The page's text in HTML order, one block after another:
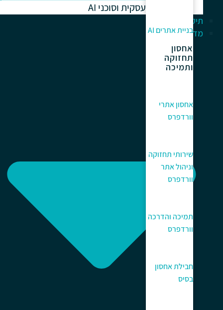
בניית אתרים AI
אחסון
תחזוקה
ותמיכה
אחסון אתרי
וורדפרס
שירותי תחזוקה
וניהול אתר
וורדפרס
תמיכה והדרכה
וורדפרס
חבילת אחסון
בסיס
אוטומציה עסקית וסוכני AI
תיק עבודות
מדריך למתחלים